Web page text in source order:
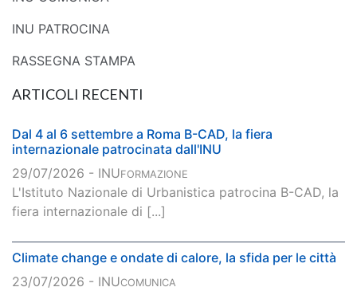
INU PATROCINA
RASSEGNA STAMPA
ARTICOLI RECENTI
Dal 4 al 6 settembre a Roma B-CAD, la fiera
internazionale patrocinata dall'INU
29/07/2026 - INUFORMAZIONE
L'Istituto Nazionale di Urbanistica patrocina B-CAD, la
fiera internazionale di [...]
Climate change e ondate di calore, la sfida per le città
23/07/2026 - INUCOMUNICA